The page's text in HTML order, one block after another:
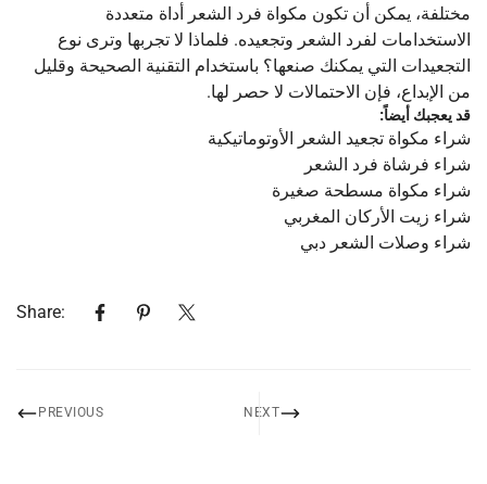
مختلفة، يمكن أن تكون مكواة فرد الشعر أداة متعددة
الاستخدامات لفرد الشعر وتجعيده. فلماذا لا تجربها وترى نوع
التجعيدات التي يمكنك صنعها؟ باستخدام التقنية الصحيحة وقليل
من الإبداع، فإن الاحتمالات لا حصر لها.
قد يعجبك أيضاً:
شراء مكواة تجعيد الشعر الأوتوماتيكية
شراء فرشاة فرد الشعر
شراء مكواة مسطحة صغيرة
شراء زيت الأركان المغربي
شراء وصلات الشعر دبي
Share:
PREVIOUS NEXT